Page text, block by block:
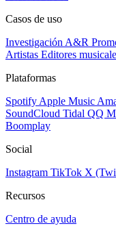
Casos de uso
Investigación A&R
Artistas Editores
Plataformas
Spotify Apple Music
SoundCloud Tidal QQ
Boomplay
Social
Instagram TikTok X
Recursos
Centro de ayuda